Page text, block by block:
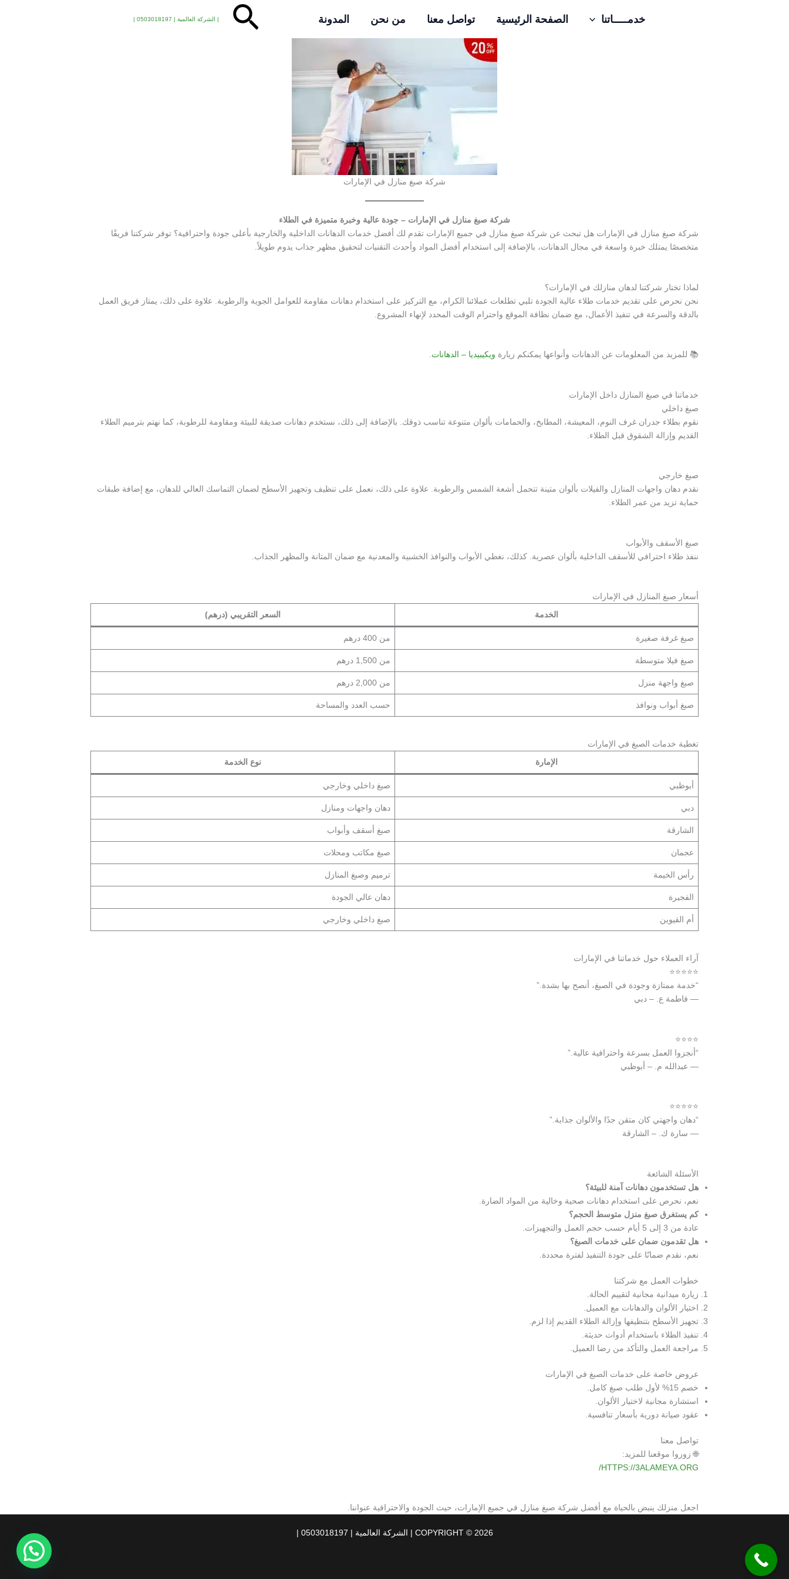
خدمـــــاتنا الصفحة الرئيسية تواصل معنا من نحن المدونة البحث
| الشركة العالمية | 0503018197 |
شركة صبغ منازل في الإمارات
شركة صبغ منازل في الإمارات – جودة عالية وخبرة متميزة في الطلاء
شركة صبغ منازل في الإمارات هل تبحث عن شركة صبغ منازل في جميع الإمارات تقدم لك أفضل خدمات الدهانات الداخلية والخارجية بأعلى جودة واحترافية؟ توفر شركتنا فريقًا
متخصصًا يمتلك خبرة واسعة في مجال الدهانات، بالإضافة إلى استخدام أفضل المواد وأحدث التقنيات لتحقيق مظهر جذاب يدوم طويلاً.
لماذا تختار شركتنا لدهان منازلك في الإمارات؟
نحن نحرص على تقديم خدمات طلاء عالية الجودة تلبي تطلعات عملائنا الكرام، مع التركيز على استخدام دهانات مقاومة للعوامل الجوية والرطوبة. علاوة على ذلك، يمتاز فريق العمل
بالدقة والسرعة في تنفيذ الأعمال، مع ضمان نظافة الموقع واحترام الوقت المحدد لإنهاء المشروع.
📚 للمزيد من المعلومات عن الدهانات وأنواعها يمكنكم زيارة ويكيبيديا – الدهانات
خدماتنا في صبغ المنازل داخل الإمارات
صبغ داخلي
نقوم بطلاء جدران غرف النوم، المعيشة، المطابخ، والحمامات بألوان متنوعة تناسب ذوقك. بالإضافة إلى ذلك، نستخدم دهانات صديقة للبيئة ومقاومة للرطوبة، كما نهتم بترميم الطلاء
القديم وإزالة الشقوق قبل الطلاء.
صبغ خارجي
نقدم دهان واجهات المنازل والفيلات بألوان متينة تتحمل أشعة الشمس والرطوبة. علاوة على ذلك، نعمل على تنظيف وتجهيز الأسطح لضمان التماسك العالي للدهان، مع إضافة طبقات
حماية تزيد من عمر الطلاء.
صبغ الأسقف والأبواب
ننفذ طلاء احترافي للأسقف الداخلية بألوان عصرية. كذلك، نغطي الأبواب والنوافذ الخشبية والمعدنية مع ضمان المتانة والمظهر الجذاب.
أسعار صبغ المنازل في الإمارات
الخدمة
السعر التقريبي (درهم)
صبغ غرفة صغيرة من 400 درهم
صبغ فيلا متوسطة من 1,500 درهم
صبغ واجهة منزل من 2,000 درهم
صبغ أبواب ونوافذ حسب العدد والمساحة
تغطية خدمات الصبغ في الإمارات
الإمارة
نوع الخدمة
أبوظبي صبغ داخلي وخارجي
دبي دهان واجهات ومنازل
الشارقة صبغ أسقف وأبواب
عجمان صبغ مكاتب ومحلات
رأس الخيمة ترميم وصبغ المنازل
الفجيرة دهان عالي الجودة
أم القيوين صبغ داخلي وخارجي
آراء العملاء حول خدماتنا في الإمارات
⭐⭐⭐⭐⭐
“خدمة ممتازة وجودة في الصبغ، أنصح بها بشدة.”
— فاطمة ع. – دبي
⭐⭐⭐⭐
“أنجزوا العمل بسرعة واحترافية عالية.”
— عبدالله م. – أبوظبي
⭐⭐⭐⭐⭐
“دهان واجهتي كان متقن جدًا والألوان جذابة.”
— سارة ك. – الشارقة
الأسئلة الشائعة
هل تستخدمون دهانات آمنة للبيئة؟
نعم، نحرص على استخدام دهانات صحية وخالية من المواد الضارة.
كم يستغرق صبغ منزل متوسط الحجم؟
عادة من 3 إلى 5 أيام حسب حجم العمل والتجهيزات.
هل تقدمون ضمان على خدمات الصبغ؟
نعم، نقدم ضمانًا على جودة التنفيذ لفترة محددة.
خطوات العمل مع شركتنا
زيارة ميدانية مجانية لتقييم الحالة.
اختيار الألوان والدهانات مع العميل.
تجهيز الأسطح بتنظيفها وإزالة الطلاء القديم إذا لزم.
تنفيذ الطلاء باستخدام أدوات حديثة.
مراجعة العمل والتأكد من رضا العميل.
عروض خاصة على خدمات الصبغ في الإمارات
خصم 15% لأول طلب صبغ كامل.
استشارة مجانية لاختيار الألوان.
عقود صيانة دورية بأسعار تنافسية.
تواصل معنا
🌐 زوروا موقعنا للمزيد:
HTTPS://3ALAMEYA.ORG/
اجعل منزلك ينبض بالحياة مع أفضل شركة صبغ منازل في جميع الإمارات، حيث الجودة والاحترافية عنواننا.
COPYRIGHT © 2026 | الشركة العالمية | 0503018197 |